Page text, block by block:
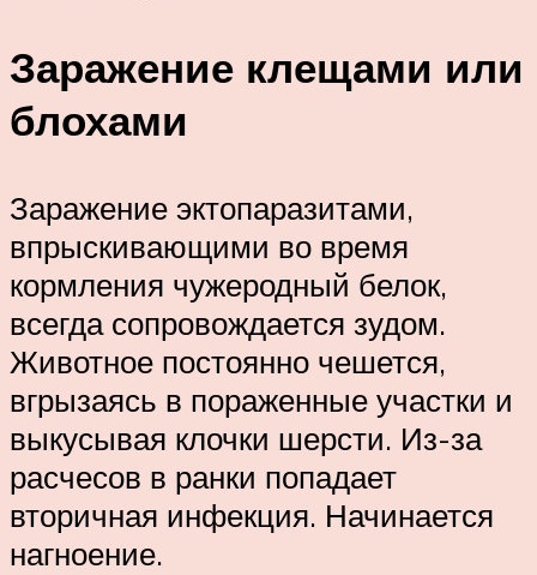
Заражение клещами или
блохами
Заражение эктопаразитами,
впрыскивающими во время
кормления чужеродный белок,
всегда сопровождается зудом.
Животное постоянно чешется,
вгрызаясь в пораженные участки и
выкусывая клочки шерсти. Из-за
расчесов в ранки попадает
вторичная инфекция. Начинается
нагноение.